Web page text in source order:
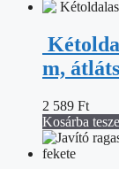
m,
2 589 Ft
Kosárba